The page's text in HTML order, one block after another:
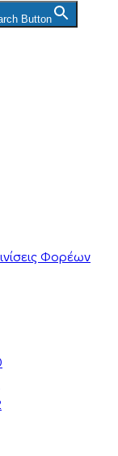
Button
Φορέων